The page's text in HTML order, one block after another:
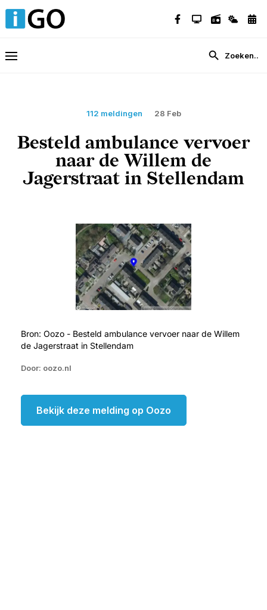
112 meldingen 28 Feb
Besteld ambulance vervoer
naar de Willem de
Jagerstraat in Stellendam
Bron: Oozo - Besteld ambulance vervoer naar de Willem
de Jagerstraat in Stellendam
Door: oozo.nl
Bekijk deze melding op Oozo